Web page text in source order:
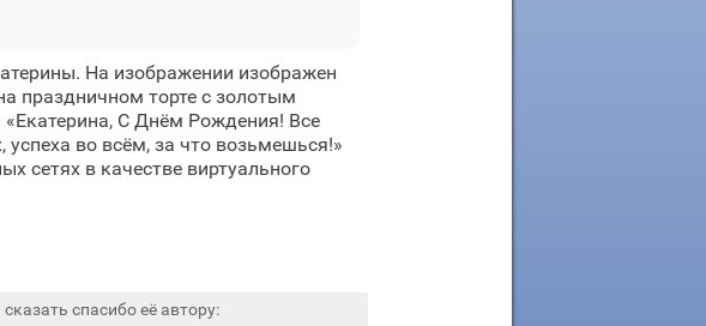
На изображении изображен
праздничном торте с золотым
С Днём Рождения! Все
во всём, за что возьмешься!»
сетях в качестве виртуального
спасибо её автору: